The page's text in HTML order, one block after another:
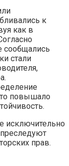
к
как в
сообщались
стали
повышало
исключительно
прав.